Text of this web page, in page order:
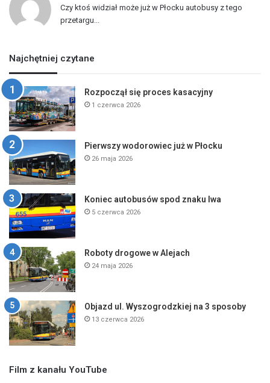
Czy ktoś widział może już w Płocku autobusy z tego
przetargu...
Najchętniej czytane
Rozpoczął się proces kasacyjny
1 czerwca 2026
Pierwszy wodorowiec już w Płocku
26 maja 2026
Koniec autobusów spod znaku lwa
5 czerwca 2026
Roboty drogowe w Alejach
24 maja 2026
Objazd ul. Wyszogrodzkiej na 3 sposoby
13 czerwca 2026
Film z kanału YouTube